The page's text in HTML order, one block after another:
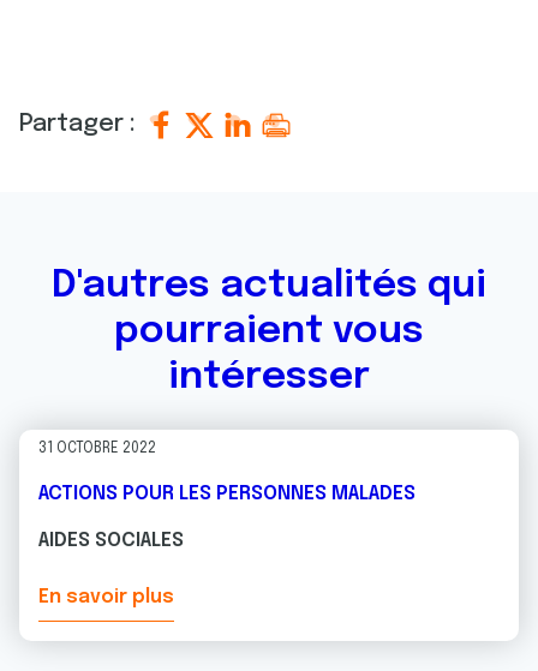
Partager :
D'autres actualités qui
pourraient vous
intéresser
31 OCTOBRE 2022
ACTIONS POUR LES PERSONNES MALADES
AIDES SOCIALES
En savoir plus